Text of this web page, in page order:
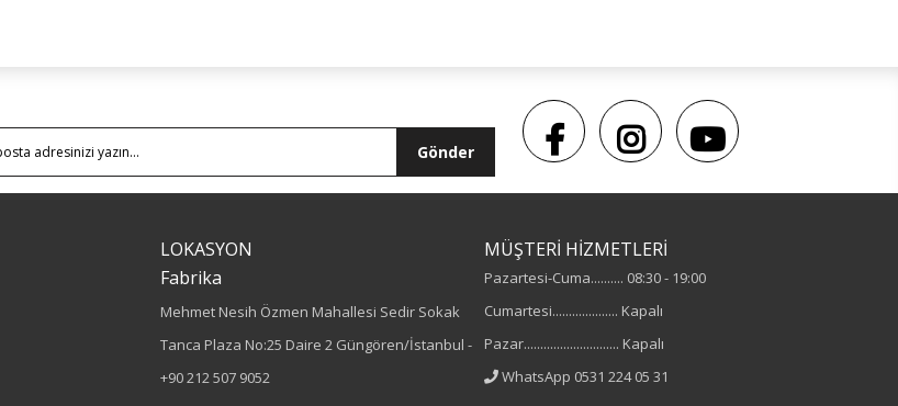
Gönder
LOKASYON
Fabrika
Mehmet Nesih Özmen Mahallesi Sedir Sokak
Tanca Plaza No:25 Daire 2 Güngören/İstanbul -
+90 212 507 9052
MÜŞTERİ HİZMETLERİ
Pazartesi-Cuma.......... 08:30 - 19:00
Cumartesi.................... Kapalı
Pazar............................. Kapalı
WhatsApp 0531 224 05 31